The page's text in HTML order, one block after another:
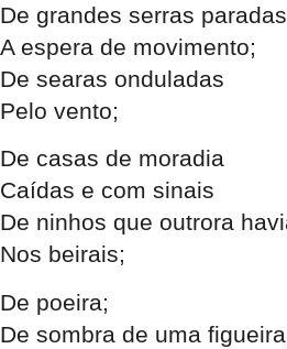
De grandes serras paradas
A espera de movimento;
De searas onduladas
Pelo vento;
De casas de moradia
Caídas e com sinais
De ninhos que outrora
Nos beirais;
De poeira;
De sombra de uma